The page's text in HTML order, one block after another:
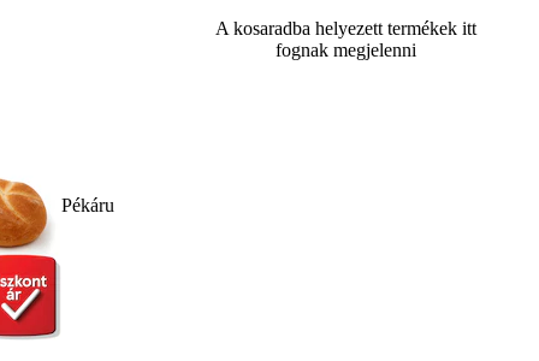
Pékáru
A kosaradba helyezett termékek itt
fognak megjelenni